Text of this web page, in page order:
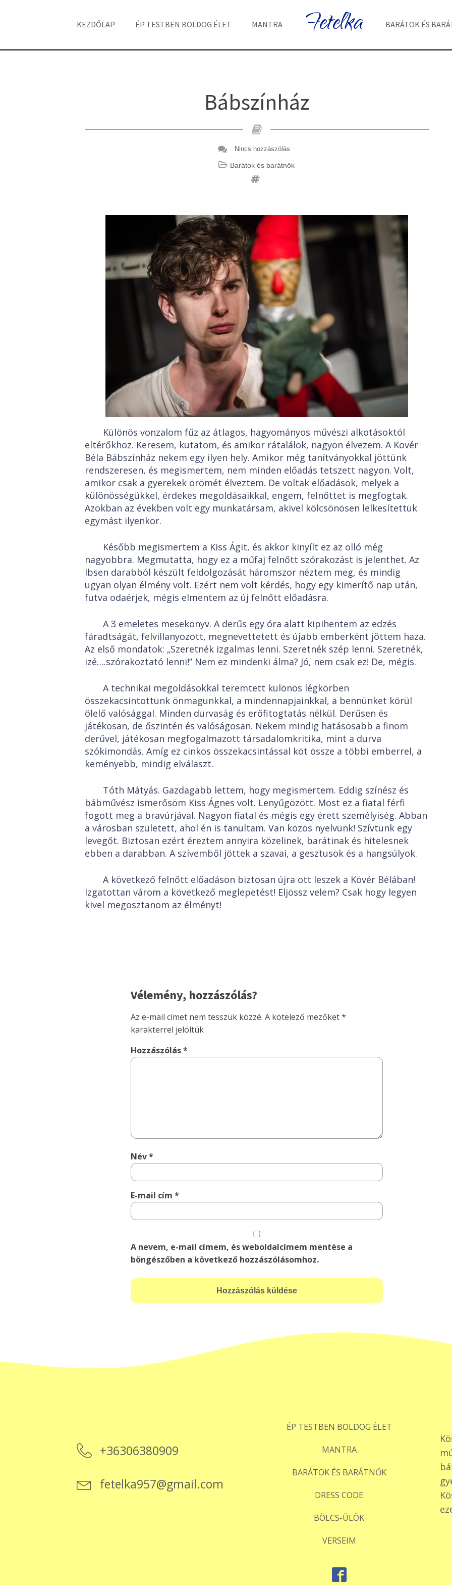
KEZDŐLAP ÉP TESTBEN BOLDOG ÉLET MANTRA Fetelka BARÁTOK ÉS
Bábszínház
Nincs hozzászólás
Barátok és barátnők
Különös vonzalom fűz az átlagos, hagyományos művészi alkotásoktól
eltérőkhöz. Keresem, kutatom, és amikor rátalálok, nagyon élvezem. A Kövér
Béla Bábszínház nekem egy ilyen hely. Amikor még tanítványokkal jöttünk
rendszeresen, és megismertem, nem minden előadás tetszett nagyon. Volt,
amikor csak a gyerekek örömét élveztem. De voltak előadások, melyek a
különösségükkel, érdekes megoldásaikkal, engem, felnőttet is megfogtak.
Azokban az években volt egy munkatársam, akivel kölcsönösen lelkesítettük
egymást ilyenkor.
Később megismertem a Kiss Ágit, és akkor kinyílt ez az olló még
nagyobbra. Megmutatta, hogy ez a műfaj felnőtt szórakozást is jelenthet. Az
Ibsen darabból készült feldolgozását háromszor néztem meg, és mindig
ugyan olyan élmény volt. Ezért nem volt kérdés, hogy egy kimerítő nap után,
futva odaérjek, mégis elmentem az új felnőtt előadásra.
A 3 emeletes mesekönyv. A derűs egy óra alatt kipihentem az edzés
fáradtságát, felvillanyozott, megnevettetett és újabb emberként jöttem haza.
Az első mondatok: „Szeretnék izgalmas lenni. Szeretnék szép lenni. Szeretnék,
izé….szórakoztató lenni!” Nem ez mindenki álma? Jó, nem csak ez! De, mégis.
A technikai megoldásokkal teremtett különös légkörben
összekacsintottunk önmagunkkal, a mindennapjainkkal, a bennünket körül
ölelő valósággal. Minden durvaság és erőfitogtatás nélkül. Derűsen és
játékosan, de őszintén és valóságosan. Nekem mindig hatásosabb a finom
derűvel, játékosan megfogalmazott társadalomkritika, mint a durva
szókimondás. Amíg ez cinkos összekacsintással köt össze a többi emberrel, a
keményebb, mindig elválaszt.
Tóth Mátyás. Gazdagabb lettem, hogy megismertem. Eddig színész és
bábművész ismerősöm Kiss Ágnes volt. Lenyűgözött. Most ez a fiatal férfi
fogott meg a bravúrjával. Nagyon fiatal és mégis egy érett személyiség. Abban
a városban született, ahol én is tanultam. Van közös nyelvünk! Szívtunk egy
levegőt. Biztosan ezért éreztem annyira közelinek, barátinak és hitelesnek
ebben a darabban. A szívemből jöttek a szavai, a gesztusok és a hangsúlyok.
A következő felnőtt előadáson biztosan újra ott leszek a Kövér Bélában!
Izgatottan várom a következő meglepetést! Eljössz velem? Csak hogy legyen
kivel megosztanom az élményt!
Vélemény, hozzászólás?
Az e-mail címet nem tesszük közzé. A kötelező mezőket*
karakterrel jelöltük
Hozzászólás*
Név*
E-mail cím *
A nevem, e-mail címem, és weboldalcímem mentése a
böngészőben a következő hozzászólásomhoz.
+36306380909
fetelka957@gmail.com
ÉP TESTBEN BOLDOG ÉLET
MANTRA
BARÁTOK ÉS BARÁTNŐK
DRESS CODE
BÖLCS-ÜLÖK
VERSEIM